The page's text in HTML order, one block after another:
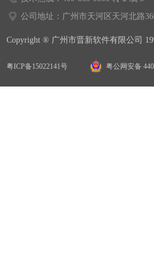
公司地址：广州市天河区天河北路
Copyright ® 广州市晋新软件有限公司
粤ICP备15022141号 粤公网安备